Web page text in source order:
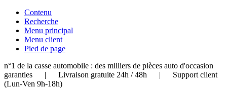
Contenu
Recherche
Menu principal
Menu client
Pied de page
n°1 de la casse automobile : des milliers de pièces auto d'occasion
garanties | Livraison gratuite 24h / 48h | Support client
(Lun-Ven 9h-18h)